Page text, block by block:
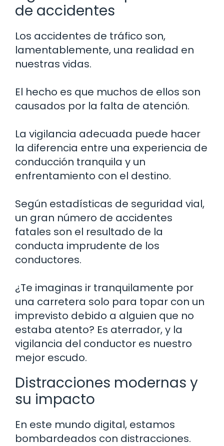
de accidentes
Los accidentes de tráfico son,
lamentablemente, una realidad en
nuestras vidas.
El hecho es que muchos de ellos son
causados por la falta de atención.
La vigilancia adecuada puede hacer
la diferencia entre una experiencia de
conducción tranquila y un
enfrentamiento con el destino.
Según estadísticas de seguridad vial,
un gran número de accidentes
fatales son el resultado de la
conducta imprudente de los
conductores.
¿Te imaginas ir tranquilamente por
una carretera solo para topar con un
imprevisto debido a alguien que no
estaba atento? Es aterrador, y la
vigilancia del conductor es nuestro
mejor escudo.
Distracciones modernas y
su impacto
En este mundo digital, estamos
bombardeados con distracciones.